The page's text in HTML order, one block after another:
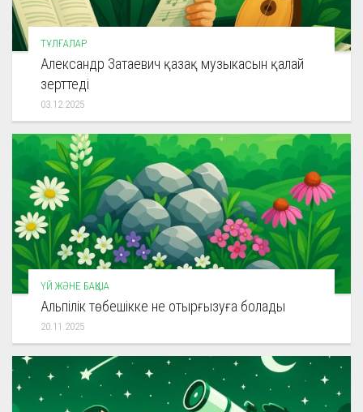
ТҰЛҒАЛАР
Александр Затаевич қазақ музыкасын қалай
зерттеді
03.12.2025
ҮЙ ЖӘНЕ БАҚША
Альпілік төбешікке не отырғызуға болады
20.11.2025